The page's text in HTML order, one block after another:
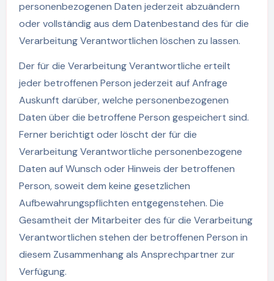
personenbezogenen Daten jederzeit abzuändern
oder vollständig aus dem Datenbestand des für die
Verarbeitung Verantwortlichen löschen zu lassen.
Der für die Verarbeitung Verantwortliche erteilt
jeder betroffenen Person jederzeit auf Anfrage
Auskunft darüber, welche personenbezogenen
Daten über die betroffene Person gespeichert sind.
Ferner berichtigt oder löscht der für die
Verarbeitung Verantwortliche personenbezogene
Daten auf Wunsch oder Hinweis der betroffenen
Person, soweit dem keine gesetzlichen
Aufbewahrungspflichten entgegenstehen. Die
Gesamtheit der Mitarbeiter des für die Verarbeitung
Verantwortlichen stehen der betroffenen Person in
diesem Zusammenhang als Ansprechpartner zur
Verfügung.